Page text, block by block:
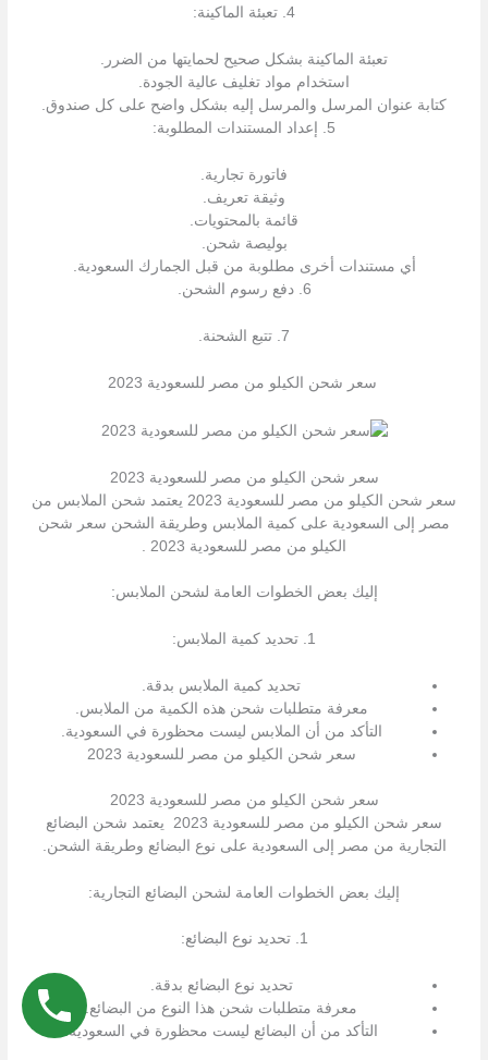
4. تعبئة الماكينة:
تعبئة الماكينة بشكل صحيح لحمايتها من الضرر.
استخدام مواد تغليف عالية الجودة.
كتابة عنوان المرسل والمرسل إليه بشكل واضح على كل صندوق.
5. إعداد المستندات المطلوبة:
فاتورة تجارية.
وثيقة تعريف.
قائمة بالمحتويات.
بوليصة شحن.
أي مستندات أخرى مطلوبة من قبل الجمارك السعودية.
6. دفع رسوم الشحن.
7. تتبع الشحنة.
سعر شحن الكيلو من مصر للسعودية 2023
سعر شحن الكيلو من مصر للسعودية 2023
سعر شحن الكيلو من مصر للسعودية 2023 يعتمد شحن الملابس من
مصر إلى السعودية على كمية الملابس وطريقة الشحن سعر شحن
الكيلو من مصر للسعودية 2023 .
إليك بعض الخطوات العامة لشحن الملابس:
1. تحديد كمية الملابس:
تحديد كمية الملابس بدقة.
معرفة متطلبات شحن هذه الكمية من الملابس.
التأكد من أن الملابس ليست محظورة في السعودية.
سعر شحن الكيلو من مصر للسعودية 2023
سعر شحن الكيلو من مصر للسعودية 2023
سعر شحن الكيلو من مصر للسعودية 2023 يعتمد شحن البضائع
التجارية من مصر إلى السعودية على نوع البضائع وطريقة الشحن.
إليك بعض الخطوات العامة لشحن البضائع التجارية:
1. تحديد نوع البضائع:
تحديد نوع البضائع بدقة.
معرفة متطلبات شحن هذا النوع من البضائع.
التأكد من أن البضائع ليست محظورة في السعودية.